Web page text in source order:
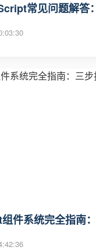
常见问题解答
件系统完全指南